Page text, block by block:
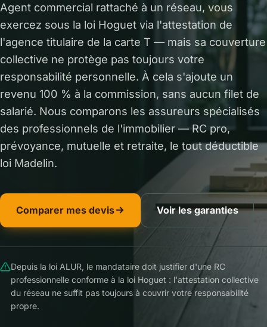
Agent commercial rattaché à un réseau, vous
exercez sous la loi Hoguet via l'attestation de
l'agence titulaire de la carte T — mais sa couverture
collective ne protège pas toujours votre
responsabilité personnelle. À cela s'ajoute un
revenu 100 % à la commission, sans aucun filet de
salarié. Nous comparons les assureurs spécialisés
des professionnels de l'immobilier — RC pro,
prévoyance, mutuelle et retraite, le tout déductible
loi Madelin.
Comparer mes devis Voir les garanties
Depuis la loi ALUR, le mandataire doit justifier d'une RC
professionnelle conforme à la loi Hoguet : l'attestation collective
du réseau ne suffit pas toujours à couvrir votre responsabilité
propre.